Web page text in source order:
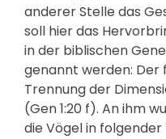
anderer Stelle das
soll hier das
in der biblischen
genannt werden:
Trennung der
(Gen 1:20 f). An ihm
die Vögel in